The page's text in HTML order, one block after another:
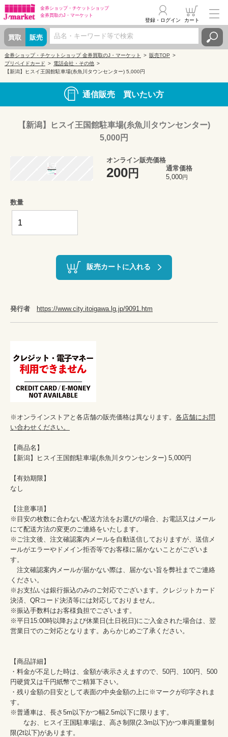
金券ショップ・ チケットショップ
金券買取のJ・マーケット
買取 販売
登録・ログイン カート
金券ショップ・チケットショップ 金券買取のJ・マーケット
販売TOP
プリペイドカード
電話会社・その他
【新潟】ヒスイ王国館駐車場(糸魚川タウンセンター) 5,000円
通信販売 買いたい方
【新潟】ヒスイ王国館駐車場(糸魚川タウンセンター)
5,000円
オンライン販売価格
200円
通常価格
5,000円
数量
販売カートに入れる
発行者 https://www.city.itoigawa.lg.jp/9091.htm
※オンラインストアと各店舗の販売価格は異なります。 各店舗にお問
い合わせください。
【商品名】
【新潟】ヒスイ王国館駐車場(糸魚川タウンセンター) 5,000円
【有効期限】
なし
【注意事項】
※目安の枚数に合わない配送方法をお選びの場合、お電話又はメール
にて配送方法の変更のご連絡をいたします。
※ご注文後、注文確認案内メールを自動送信しておりますが、送信メ
ールがエラーやドメイン拒否等でお客様に届かないことがございま
す。
注文確認案内メールが届かない際は、届かない旨を弊社までご連絡
ください。
※お支払いは銀行振込のみのご対応でございます。クレジットカード
決済、QRコード決済等には対応しておりません。
※振込手数料はお客様負担でございます。
※平日15:00時以降および休業日(土日祝日)にご入金された場合は、翌
営業日でのご対応となります。あらかじめご了承ください。
【商品詳細】
・料金が不足した時は、金額が表示さえますので、50円、100円、500
円硬貨又は千円紙幣でご精算下さい。
・残り金額の目安として表面の中央金額の上に※マークが印字されま
す。
※普通車は、長さ5m以下かつ幅2.5m以下に限ります。
なお、ヒスイ王国駐車場は、高さ制限(2.3m以下)かつ車両重量制
限(2t以下)があります。